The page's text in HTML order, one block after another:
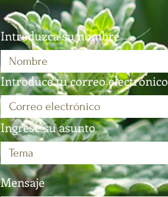
Introduzca su nombre
Introduce tu correo electrónico
Ingrese su asunto
Mensaje